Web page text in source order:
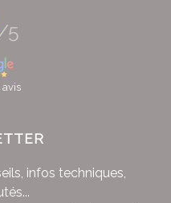
avis
infos techniques,